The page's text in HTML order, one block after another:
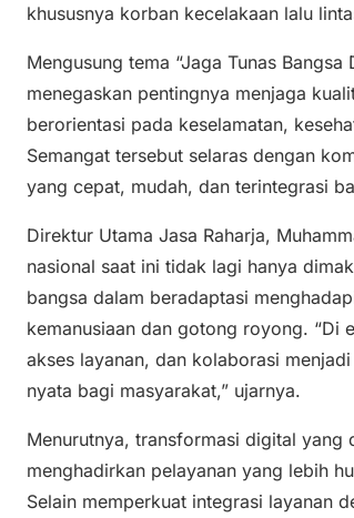
khususnya korban kecelakaan lalu
Mengusung tema “Jaga Tunas
menegaskan pentingnya menjaga
berorientasi pada keselamatan,
Semangat tersebut selaras dengan
yang cepat, mudah, dan terintegrasi
Direktur Utama Jasa Raharja,
nasional saat ini tidak lagi hanya
bangsa dalam beradaptasi
kemanusiaan dan gotong royong. “Di
akses layanan, dan kolaborasi
nyata bagi masyarakat,” ujarnya.
Menurutnya, transformasi digital yang
menghadirkan pelayanan yang lebih
Selain memperkuat integrasi layanan